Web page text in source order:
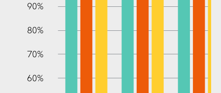
90%
80%
70%
60%